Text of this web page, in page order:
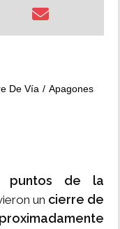
De Vía Apagones
puntos de la
un cierre de